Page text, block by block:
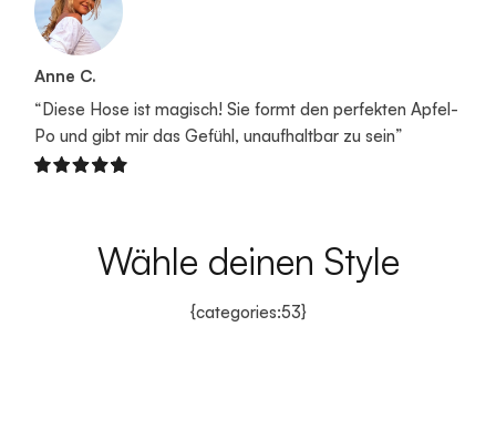
Anne C.
“Diese Hose ist magisch! Sie formt den perfekten Apfel-
Po und gibt mir das Gefühl, unaufhaltbar zu sein”
Wähle deinen Style
{categories:53}